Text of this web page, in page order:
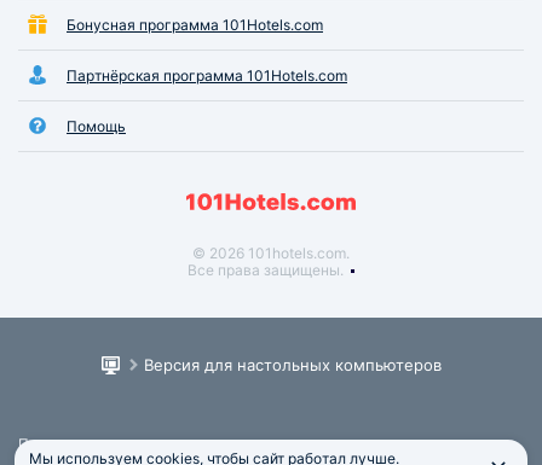
Бонусная программа 101Hotels.com
Партнёрская программа 101Hotels.com
Помощь
© 2026 101hotels.com.
Все права защищены.
Версия для настольных компьютеров
Пользовательское соглашение
Мы используем cookies, чтобы сайт работал лучше.